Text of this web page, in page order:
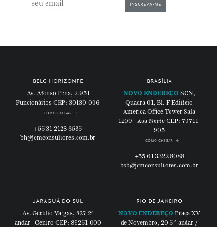
belo horizonte
Av. Afonso Pena, 2.951
Funcionários CEP: 30130-006
como chegar
+55 31 2128 3585
bh@jcmconsultores.com.br
brasília
NOVO ENDEREÇO SCN,
Quadra 01, Bl. FEdifício
America Office TowerSala
1209 - Asa NorteCEP: 70711-
905
como chegar
+55 61 3322 8088
bsb@jcmconsultores.com.br
jaraguá do sul
Av. Getúlio Vargas, 8272º
andar - Centro CEP: 89251-000
rio de janeiro
NOVO ENDEREÇO Praça XV
de Novembro, 20 5 ° andar /